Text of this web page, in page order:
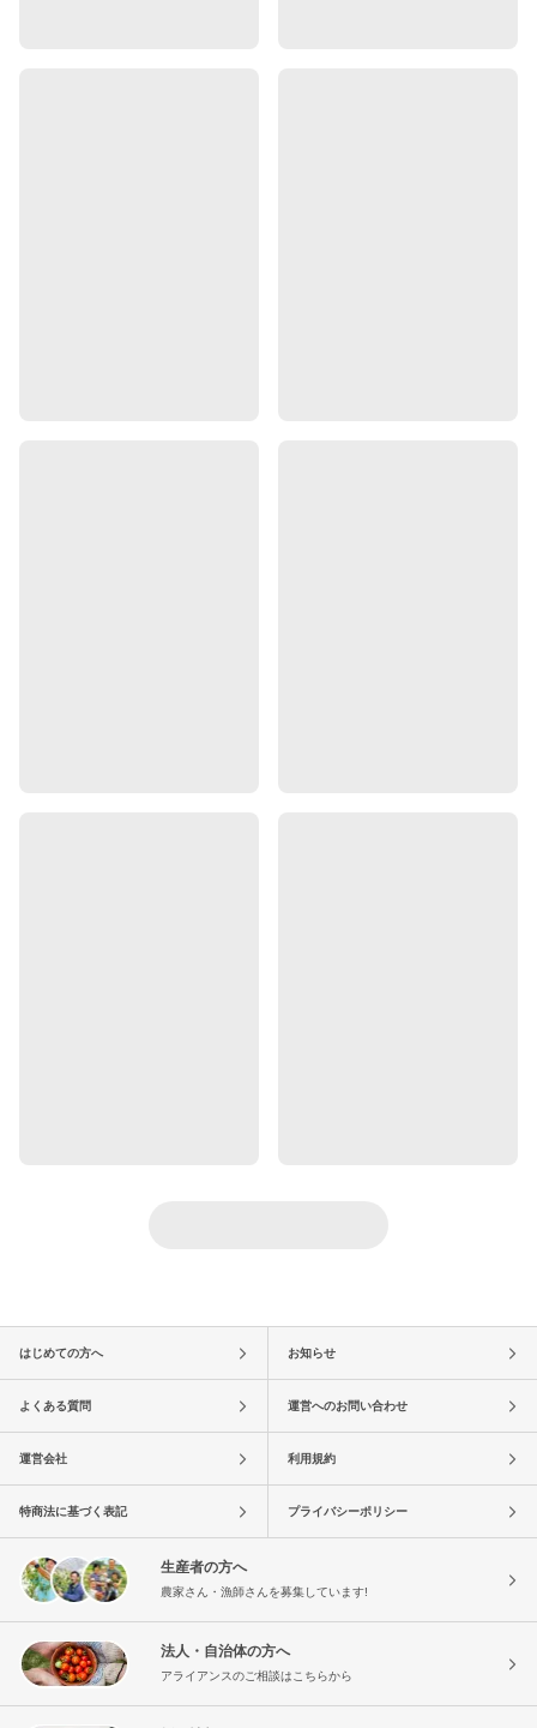
はじめての方へ お知らせ
よくある質問 運営へのお問い合わせ
運営会社 利用規約
特商法に基づく表記 プライバシーポリシー
生産者の方へ
農家さん・漁師さんを募集しています!
法人・自治体の方へ
アライアンスのご相談はこちらから